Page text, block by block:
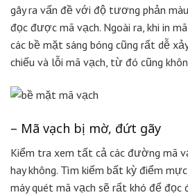
gây ra vấn đề với độ tương phản
đọc được mã vạch. Ngoài ra, khi in
các bề mặt sáng bóng cũng rất dễ
chiếu và lỗi mã vạch, từ đó cũng
– Mã vạch bị mờ, đứt gãy
Kiểm tra xem tất cả các đường mã
hay không. Tìm kiếm bất kỳ điểm
máy quét mã vạch sẽ rất khó để